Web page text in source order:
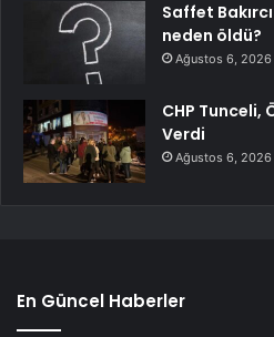
Saffet
neden öldü?
Ağustos 6, 2026
CHP Tunceli,
Verdi
Ağustos 6, 2026
En Güncel Haberler